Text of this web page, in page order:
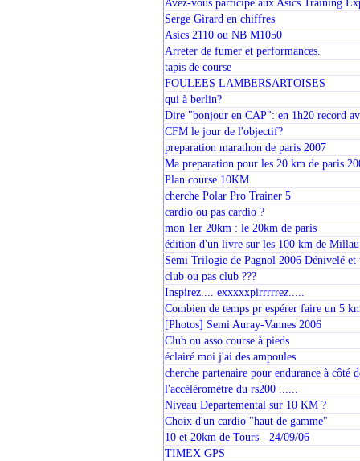
Serge Girard en chiffres
Asics 2110 ou NB M1050
Arreter de fumer et performances.
tapis de course
FOULEES LAMBERSARTOISES
qui à berlin?
Dire "bonjour en CAP": en 1h20 record
CFM le jour de l'objectif?
preparation marathon de paris 2007
Ma preparation pour les 20 km de paris
Plan course 10KM
cherche Polar Pro Trainer 5
cardio ou pas cardio ?
mon 1er 20km : le 20km de paris
édition d'un livre sur les 100 km de Millau
Semi Trilogie de Pagnol 2006 Dénivelé et
club ou pas club ???
Inspirez.... exxxxxpirrrrrez.....
Combien de temps pr espérer faire un 5
[Photos] Semi Auray-Vannes 2006
Club ou asso course à pieds
éclairé moi j'ai des ampoules
cherche partenaire pour endurance à côté
l'accéléromètre du rs200 ......
Niveau Departemental sur 10 KM ?
Choix d'un cardio "haut de gamme"
10 et 20km de Tours - 24/09/06
TIMEX GPS